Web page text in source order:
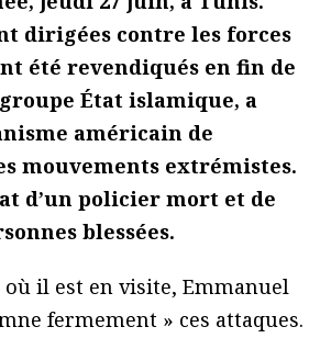
dirigées contre les forces
été revendiqués en fin de
État islamique, a
américain de
mouvements extrémistes.
d’un policier mort et de
blessées.
où il est en visite, Emmanuel
fermement » ces attaques.